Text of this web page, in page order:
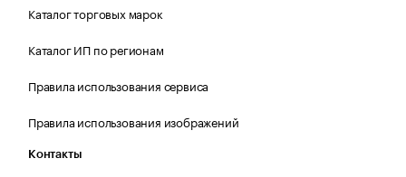
Каталог торговых марок
Каталог ИП по регионам
Правила использования сервиса
Правила использования изображений
Контакты